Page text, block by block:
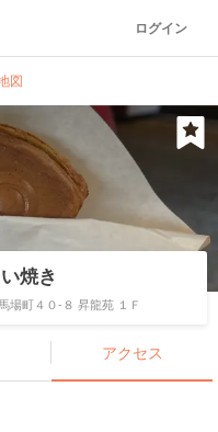
ログイン
図
焼き
場町４０-８ 昇龍苑 １Ｆ
アクセス